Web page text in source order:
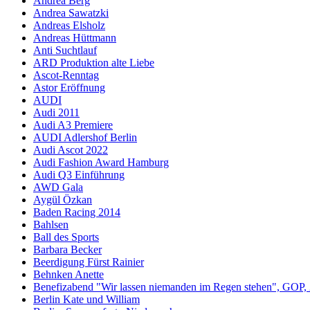
Andrea Sawatzki
Andreas Elsholz
Andreas Hüttmann
Anti Suchtlauf
ARD Produktion alte Liebe
Ascot-Renntag
Astor Eröffnung
AUDI
Audi 2011
Audi A3 Premiere
AUDI Adlershof Berlin
Audi Ascot 2022
Audi Fashion Award Hamburg
Audi Q3 Einführung
AWD Gala
Aygül Özkan
Baden Racing 2014
Bahlsen
Ball des Sports
Barbara Becker
Beerdigung Fürst Rainier
Behnken Anette
Benefizabend "Wir lassen niemanden im Regen stehen", GOP,
Berlin Kate und William